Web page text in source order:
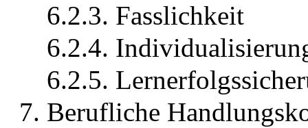
6.2.3. Fasslichkeit
6.2.4.
6.2.5.
7. Berufliche